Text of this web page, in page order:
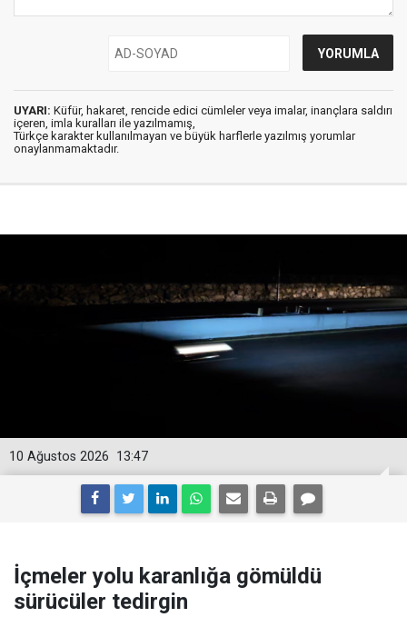
UYARI: Küfür, hakaret, rencide edici cümleler veya imalar, inançlara saldırı
içeren, imla kuralları ile yazılmamış,
Türkçe karakter kullanılmayan ve büyük harflerle yazılmış yorumlar
onaylanmamaktadır.
13:47
10 Ağustos 2026
İçmeler yolu karanlığa gömüldü
sürücüler tedirgin